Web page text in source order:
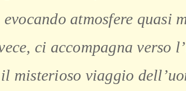
evocando atmosfere quasi
ci accompagna verso
il misterioso viaggio